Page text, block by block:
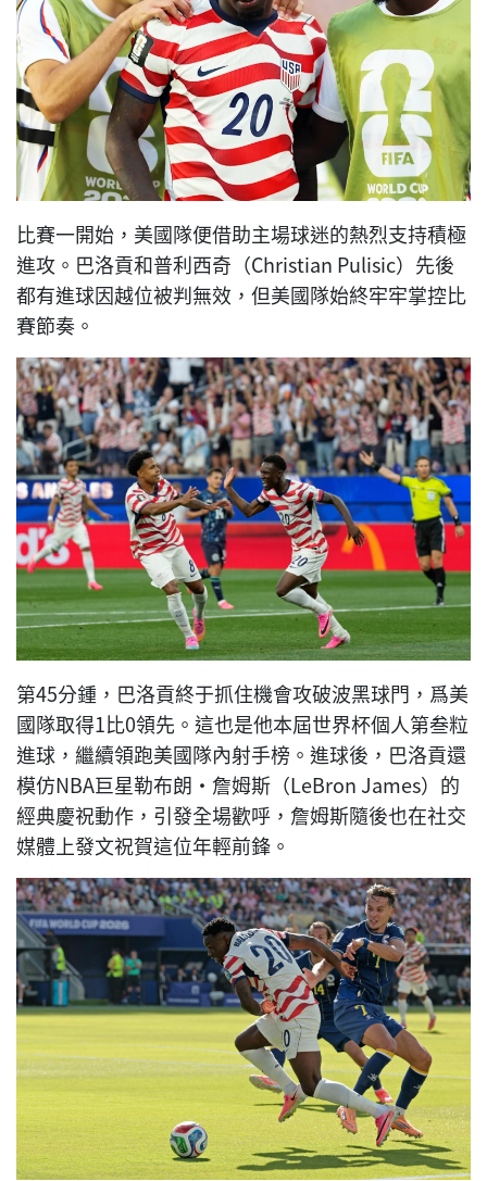
比賽一開始，美國隊便借助主場球迷的熱烈支持積極
進攻。巴洛貢和普利西奇（Christian Pulisic）先後
都有進球因越位被判無效，但美國隊始終牢牢掌控比
賽節奏。
第45分鍾，巴洛貢終于抓住機會攻破波黑球門，爲美
國隊取得1比0領先。這也是他本屆世界杯個人第叁粒
進球，繼續領跑美國隊內射手榜。進球後，巴洛貢還
模仿NBA巨星勒布朗·詹姆斯（LeBron James）的
經典慶祝動作，引發全場歡呼，詹姆斯隨後也在社交
媒體上發文祝賀這位年輕前鋒。